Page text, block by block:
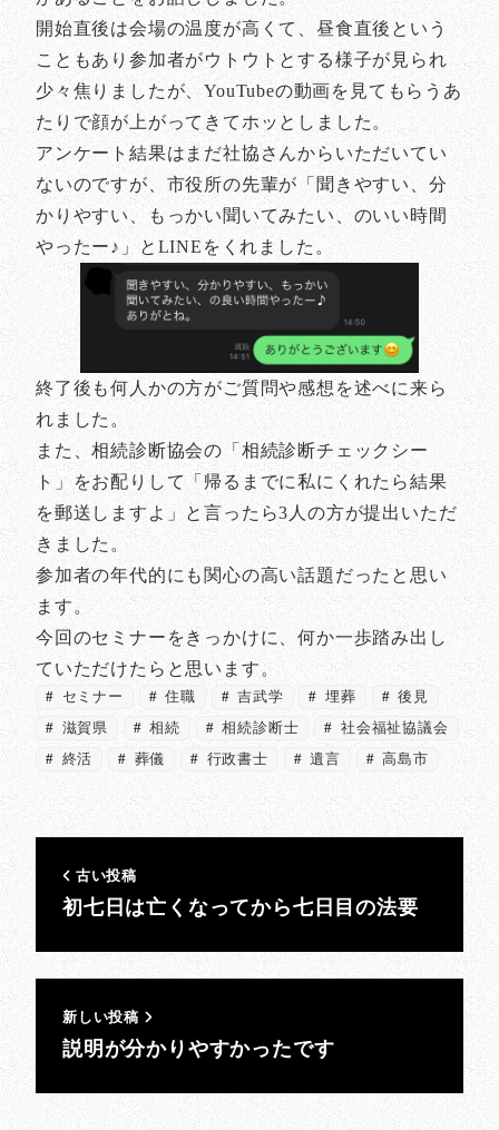
開始直後は会場の温度が高くて、昼食直後という
こともあり参加者がウトウトとする様子が見られ
少々焦りましたが、YouTubeの動画を見てもらうあ
たりで顔が上がってきてホッとしました。
アンケート結果はまだ社協さんからいただいてい
ないのですが、市役所の先輩が「聞きやすい、分
かりやすい、もっかい聞いてみたい、のいい時間
やったー♪」とLINEをくれました。
終了後も何人かの方がご質問や感想を述べに来ら
れました。
また、相続診断協会の「相続診断チェックシー
ト」をお配りして「帰るまでに私にくれたら結果
を郵送しますよ」と言ったら3人の方が提出いただ
きました。
参加者の年代的にも関心の高い話題だったと思い
ます。
今回のセミナーをきっかけに、何か一歩踏み出し
ていただけたらと思います。
セミナー 住職 吉武学 埋葬
後見
滋賀県
相続 相続診断士
社会福祉協議会
終活
葬儀 行政書士 遺言 高島市
古い投稿
初七日は亡くなってから七日目の法要
新しい投稿
説明が分かりやすかったです